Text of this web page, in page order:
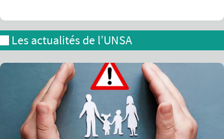
Les actualités de l’UNSA